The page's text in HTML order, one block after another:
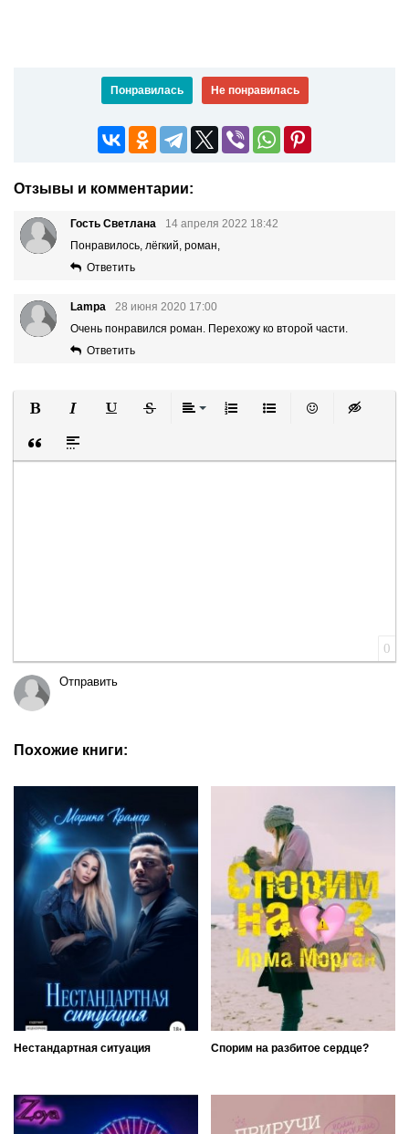
Понравилась Не понравилась
Отзывы и комментарии:
Гость Светлана
14 апреля 2022 18:42
Понравилось, лёгкий, роман,
Ответить
Lampa
28 июня 2020 17:00
Очень понравился роман. Перехожу ко второй части.
Ответить
Вставка цитаты
Вставка спойлера
0
Отправить
Похожие книги:
Нестандартная ситуация Спорим на разбитое сердце?